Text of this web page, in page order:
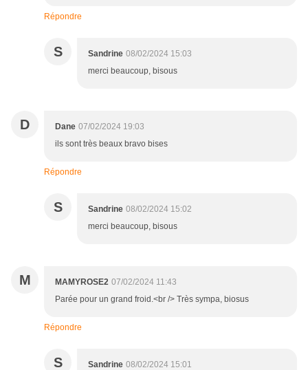
Répondre
S Sandrine 08/02/2024 15:03
merci beaucoup, bisous
D Dane 07/02/2024 19:03
ils sont très beaux bravo bises
Répondre
S Sandrine 08/02/2024 15:02
merci beaucoup, bisous
M MAMYROSE2 07/02/2024 11:43
Parée pour un grand froid.<br /> Très sympa, biosus
Répondre
S Sandrine 08/02/2024 15:01